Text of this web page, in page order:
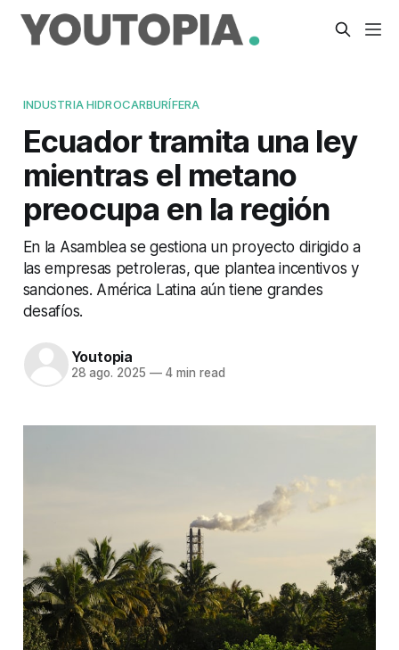
INDUSTRIA HIDROCARBURÍFERA
Ecuador tramita una ley
mientras el metano
preocupa en la región
En la Asamblea se gestiona un proyecto dirigido a
las empresas petroleras, que plantea incentivos y
sanciones. América Latina aún tiene grandes
desafíos.
Youtopia
28 ago. 2025 —4 min read